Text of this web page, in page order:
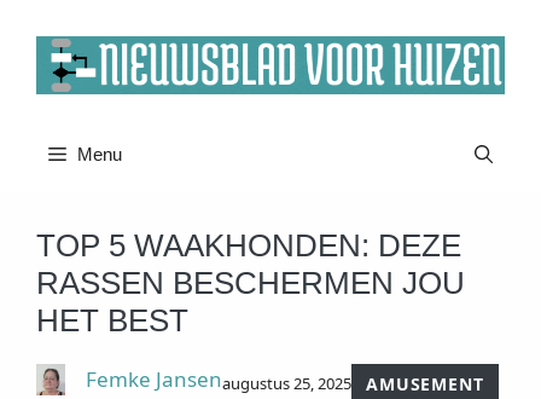
naar
Menu
TOP 5 WAAKHONDEN: DEZE
RASSEN BESCHERMEN JOU
HET BEST
Femke Jansenaugustus 25, 2025
AMUSEMENT